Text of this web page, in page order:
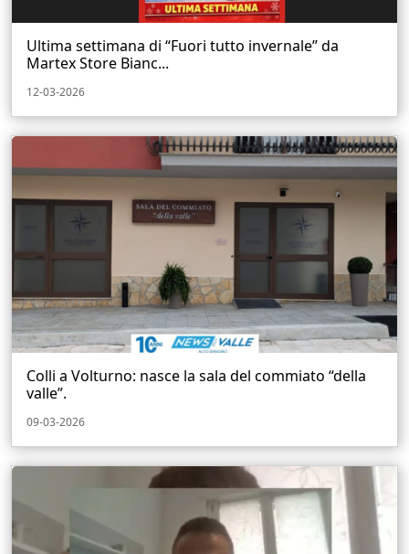
Ultima settimana di “Fuori tutto invernale” da
Martex Store Bianc...
12-03-2026
Colli a Volturno: nasce la sala del commiato “della
valle”.
09-03-2026